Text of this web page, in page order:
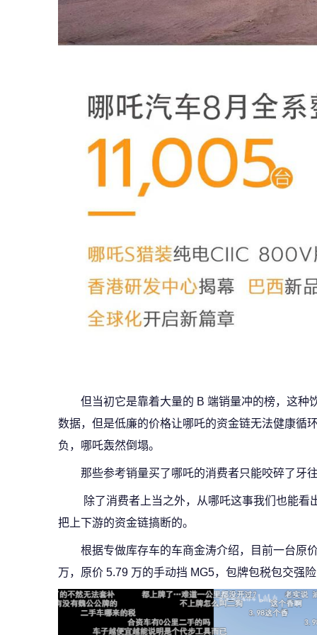
但当初它是靠着大量的 B 端销量冲的榜，这种
数据，但是低廉的价格让哪吒的资金链无法健康循
负，哪吒轰然倒塌。
那些参考销量买了哪吒的消费者只能咬碎了牙
除了消费者上当之外，从哪吒这事我们也能
把上下游的资金链搞断的。
根据专做库存车的车商金涛介绍，目前一台原
万，原价 5.79 万的手动挡 MG5，包牌包税包交强